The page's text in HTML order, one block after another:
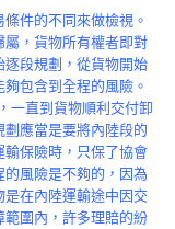
件的不同來做檢視。
，貨物所有權者即對
段規劃，從貨物開始
包含到全程的風險。
一直到貨物順利交付卸
應當是要將內陸段的
保險時，只保了協會
風險是不夠的，因為
在內陸運輸途中因交
圍內，許多理賠的紛